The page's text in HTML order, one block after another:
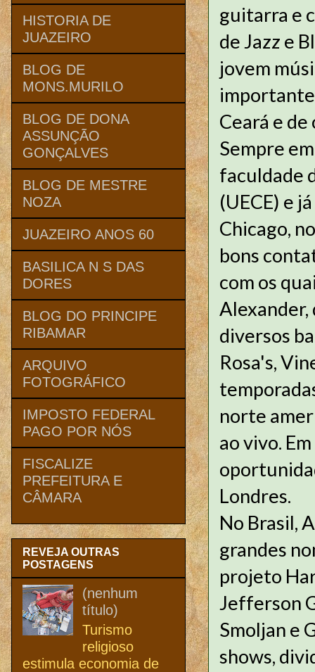
guitarra e
de Jazz e
jovem
Ceará e
Sempre
faculdade
(UECE) e
Chicago,
bons
com os
diversos
Rosa's,
norte
ao vivo.
Londres.
No Brasil,
grandes
projeto
Jefferson
Smoljan e
shows,
HISTORIA DE
JUAZEIRO
BLOG DE
MONS.MURILO
BLOG DE DONA
ASSUNÇÃO
GONÇALVES
BLOG DE MESTRE
NOZA
JUAZEIRO ANOS 60
BASILICA N S DAS
DORES
BLOG DO PRINCIPE
RIBAMAR
ARQUIVO
FOTOGRÁFICO
IMPOSTO FEDERAL
PAGO POR NÓS
FISCALIZE
PREFEITURA E
CÂMARA
REVEJA OUTRAS
POSTAGENS
(nenhum
título)
Turismo
religioso
estimula economia de